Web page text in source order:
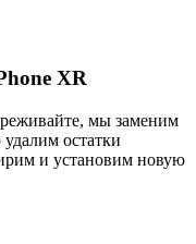
XR
мы заменим
остатки
и установим новую